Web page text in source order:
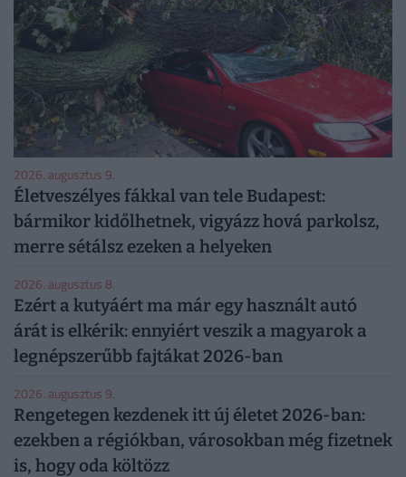
2026. augusztus 9.
Életveszélyes fákkal van tele Budapest:
bármikor kidőlhetnek, vigyázz hová parkolsz,
merre sétálsz ezeken a helyeken
2026. augusztus 8.
Ezért a kutyáért ma már egy használt autó
árát is elkérik: ennyiért veszik a magyarok a
legnépszerűbb fajtákat 2026-ban
2026. augusztus 9.
Rengetegen kezdenek itt új életet 2026-ban:
ezekben a régiókban, városokban még fizetnek
is, hogy oda költözz